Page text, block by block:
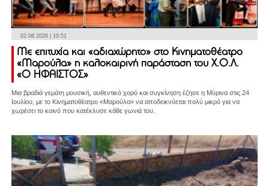
02.08.2026 | 10:51
Με επιτυχία και «αδιαχώρητο» στο Κινηματοθέατρο
«Μαρούλα» η καλοκαιρινή παράσταση του Χ.Ο.Λ.
«Ο ΗΦΑΙΣΤΟΣ»
Μια βραδιά γεμάτη μουσική, αυθεντικό χορό και συγκίνηση έζησε η Μύρινα στις 24
Ιουλίου, με το Κινηματοθέατρο «Μαρούλα» να αποδεικνύεται πολύ μικρό για να
χωρέσει το κοινό που κατέκλυσε κάθε γωνιά του.